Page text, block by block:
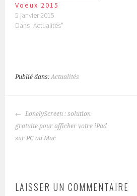
Voeux 2015
5 janvier 2015
Dans "Actualités"
Publié dans:Actualités
NAVIGATION
DES
ARTICLES
LonelyScreen : solution
gratuite pour afficher votre iPad
sur PC ou Mac
LAISSER UN COMMENTAIRE